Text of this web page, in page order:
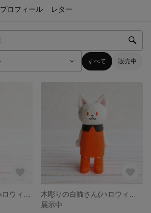
プロフィール レター
すべて 販売中
展示中